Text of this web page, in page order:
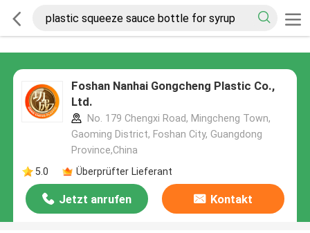
Foshan Nanhai Gongcheng Plastic Co.,
Ltd.
No. 179 Chengxi Road, Mingcheng Town,
Gaoming District, Foshan City, Guangdong
Province,China
5.0
Überprüfter Lieferant
Jetzt anrufen Kontakt